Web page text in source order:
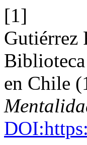
[1]
Gutiérrez
en Chile